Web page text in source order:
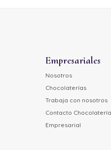
Empresariales
Nosotros
Chocolaterías
Trabaja con nosotros
Contacto Chocolatería
Empresarial